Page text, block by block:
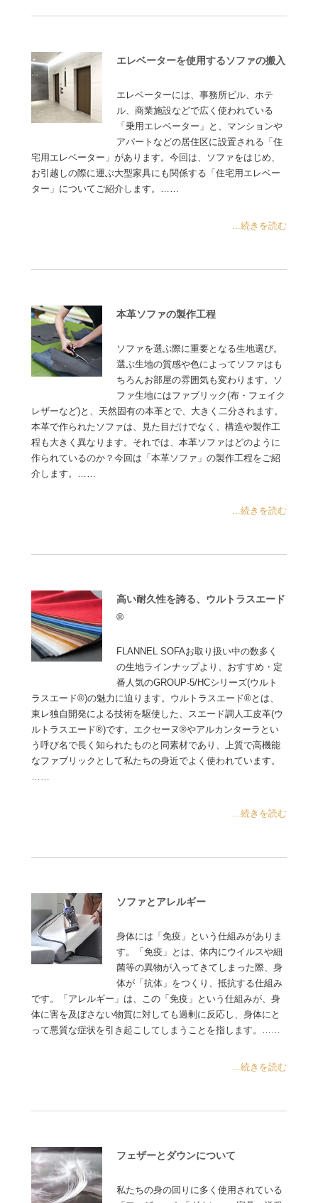
エレベーターを使用するソファの搬入
エレベーターには、事務所ビル、ホテ
ル、商業施設などで広く使われている
「乗用エレベーター」と、マンションや
アパートなどの居住区に設置される「住
宅用エレベーター」があります。今回は、ソファをはじめ、
お引越しの際に運ぶ大型家具にも関係する「住宅用エレベー
ター」についてご紹介します。……
...続きを読む
本革ソファの製作工程
ソファを選ぶ際に重要となる生地選び。
選ぶ生地の質感や色によってソファはも
ちろんお部屋の雰囲気も変わります。ソ
ファ生地にはファブリック(布・フェイク
レザーなど)と、天然固有の本革とで、大きく二分されます。
本革で作られたソファは、見た目だけでなく、構造や製作工
程も大きく異なります。それでは、本革ソファはどのように
作られているのか？今回は「本革ソファ」の製作工程をご紹
介します。……
...続きを読む
高い耐久性を誇る、ウルトラスエード
®
FLANNEL SOFAお取り扱い中の数多く
の生地ラインナップより、おすすめ・定
番人気のGROUP-5/HCシリーズ(ウルト
ラスエード®)の魅力に迫ります。ウルトラスエード®とは、
東レ独自開発による技術を駆使した、スエード調人工皮革(ウ
ルトラスエード®)です。エクセーヌ®やアルカンターラとい
う呼び名で長く知られたものと同素材であり、上質で高機能
なファブリックとして私たちの身近でよく使われています。
……
...続きを読む
ソファとアレルギー
身体には「免疫」という仕組みがありま
す。「免疫」とは、体内にウイルスや細
菌等の異物が入ってきてしまった際、身
体が「抗体」をつくり、抵抗する仕組み
です。「アレルギー」は、この「免疫」という仕組みが、身
体に害を及ぼさない物質に対しても過剰に反応し、身体にと
って悪質な症状を引き起こしてしまうことを指します。……
...続きを読む
フェザーとダウンについて
私たちの身の回りに多く使用されている